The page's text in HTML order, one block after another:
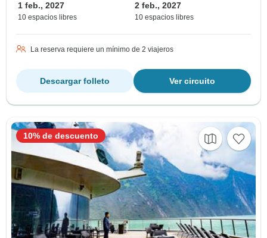
1 feb., 2027
10 espacios libres
2 feb., 2027
10 espacios libres
La reserva requiere un mínimo de 2 viajeros
Ver circuito
Descargar folleto
10% de descuento